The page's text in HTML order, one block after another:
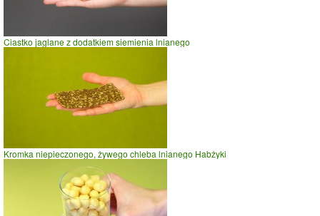
Ciastko jaglane z dodatkiem siemienia lnianego
Kromka niepieczonego, żywego chleba lnianego Habżyki